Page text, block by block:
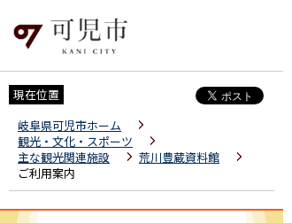
現在位置
岐阜県可児市ホーム
観光・文化・スポーツ
主な観光関連施設
荒川豊蔵資料館
ご利用案内